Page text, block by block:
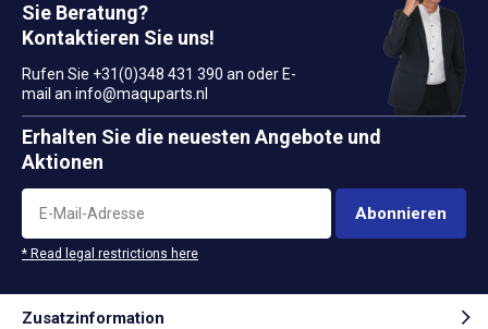
Sie Beratung?
Kontaktieren Sie uns!
Rufen Sie +31(0)348 431 390 an oder E-
mail an info@maquparts.nl
Erhalten Sie die neuesten Angebote und
Aktionen
Abonnieren
* Read legal restrictions here
Zusatzinformation